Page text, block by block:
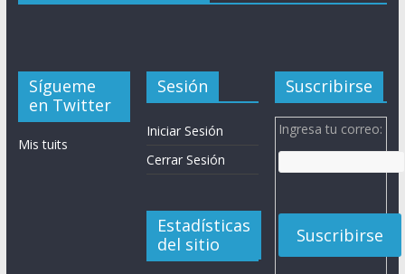
Sígueme
en Twitter
Mis tuits
Sesión
Iniciar Sesión
Cerrar Sesión
Estadísticas
del sitio
Suscribirse
Ingresa tu correo: